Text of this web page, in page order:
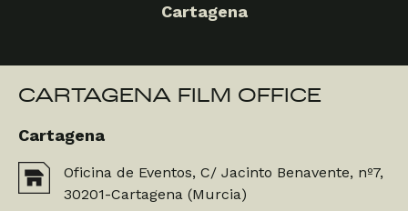
Cartagena
CARTAGENA FILM OFFICE
Cartagena
Oficina de Eventos, C/ Jacinto Benavente, nº7,
30201-Cartagena (Murcia)